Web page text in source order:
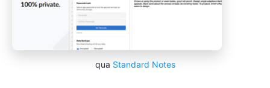
qua Standard Notes